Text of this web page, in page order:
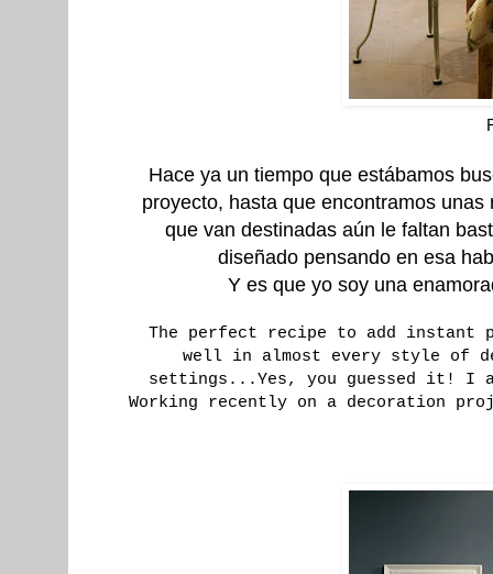
Hace ya un tiempo que estábamos
proyecto, hasta que encontramos
que van destinadas aún le faltan
diseñado pensando en esa
Y es que yo soy una
The perfect recipe to add instant
well in almost every style of
settings...Yes, you guessed it! I
Working recently on a decoration